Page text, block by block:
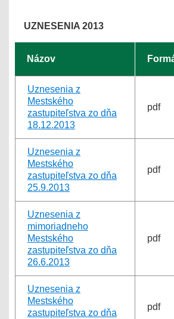
UZNESENIA 2013
Názov
Uznesenia z
Mestského
zastupiteľstva zo dňa
18.12.2013
pdf
Uznesenia z
Mestského
zastupiteľstva zo dňa
25.9.2013
pdf
Uznesenia z
mimoriadneho
Mestského
zastupiteľstva zo dňa
26.6.2013
pdf
Uznesenia z
Mestského
zastupiteľstva zo dňa
pdf